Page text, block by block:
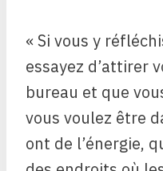
« Si vous y
essayez d’attirer
bureau et que
vous voulez être
ont de l’énergie,